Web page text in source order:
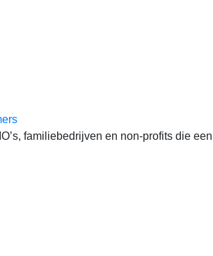
familiebedrijven en non-profits die